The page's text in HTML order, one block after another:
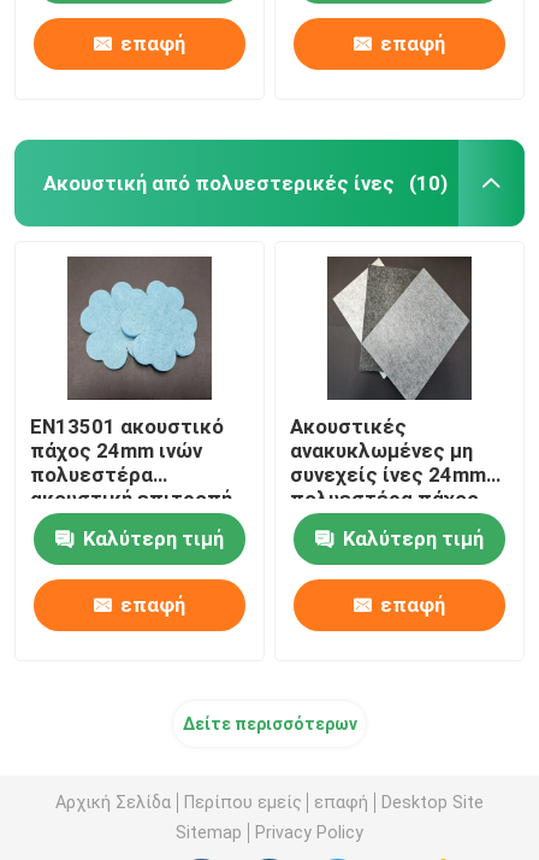
επαφή επαφή
Ακουστική από πολυεστερικές ίνες (10)
EN13501 ακουστικό
πάχος 24mm ινών
πολυεστέρα
ακουστική επιτροπή
ινών
Καλύτερη τιμή
επαφή
Ακουστικές
ανακυκλωμένες μη
συνεχείς ίνες 24mm
πολυεστέρα πάχος
για το γραφείο
Καλύτερη τιμή
επαφή
Δείτε περισσότερων
Αρχική Σελίδα Περίπου εμείς επαφή
Desktop Site
Sitemap
Privacy Policy